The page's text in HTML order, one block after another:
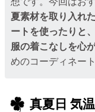
夏素材を取り入れ
ートを使ったりと
服の着こなしを心
めのコーディネー
真夏日 気